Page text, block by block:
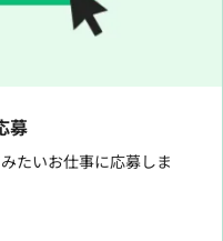
募
たいお仕事に応募しま